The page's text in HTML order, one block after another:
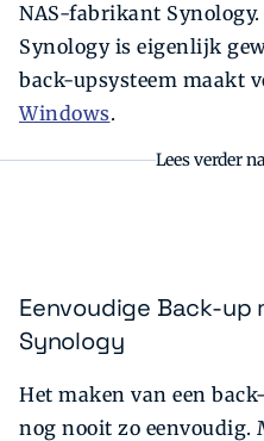
NAS-fabrikant Synology.
Synology is eigenlijk
back-upsysteem maakt
Windows.
Lees verder
Eenvoudige Back-up
Synology
Het maken van een
nog nooit zo eenvoudig.